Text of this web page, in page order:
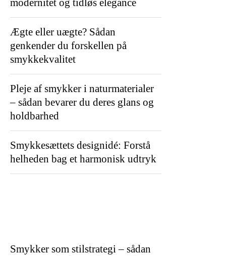
modernitet og tidløs elegance
Ægte eller uægte? Sådan
genkender du forskellen på
smykkekvalitet
Pleje af smykker i naturmaterialer
– sådan bevarer du deres glans og
holdbarhed
Smykkesættets designidé: Forstå
helheden bag et harmonisk udtryk
Smykker som stilstrategi – sådan